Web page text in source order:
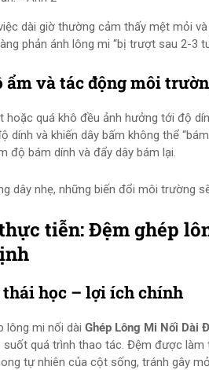
dài giờ thường cảm thấy mệt mỏi
phản ánh lông mi “bị trượt sau 2-3
ẩm và tác động môi
quá khô đều ảnh hưởng tới độ
dính và khiến dây bấm không thể
độ bám dính và đẩy dây bám lại.
dây nhẹ, những biến đổi môi trường
tiễn: Đệm ghép
thái học – lợi ích chính
lông mi nối dài Ghép Lông Mi Nối Dài
suốt quá trình thao tác. Đệm được
tự nhiên của cột sống, tránh gây